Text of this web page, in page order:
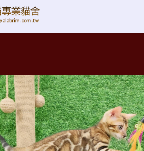
幼